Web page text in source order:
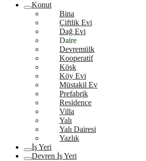
Konut
Bina
Çiftlik Evi
Dağ Evi
Daire
Devremülk
Kooperatif
Köşk
Köy Evi
Müstakil Ev
Prefabrik
Residence
Villa
Yalı
Yalı Dairesi
Yazlık
İş Yeri
Devren İş Yeri